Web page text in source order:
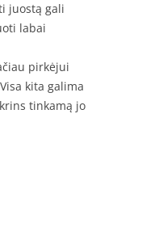
juostą gali
labai
pirkėjui
kita galima
tinkamą jo